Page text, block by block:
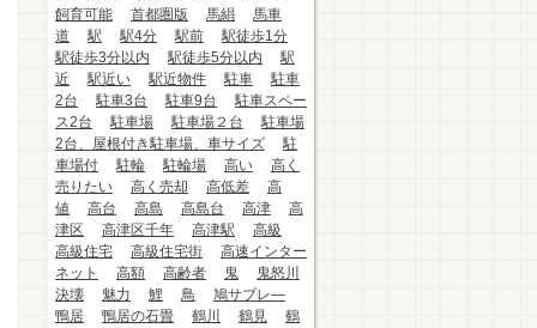
飼育可能
首都圏版 馬絹
馬車
道
駅 駅4分 駅前
駅徒歩1分
駅徒歩3分以内
駅徒歩5分以内
駅
近
駅近い 駅近物件 駐車
駐車
2台
駐車3台 駐車9台
駐車スペー
ス2台
駐車場 駐車場２台
駐車場
2台、屋根付き駐車場、車サイズ
駐
車場付
駐輪 駐輪場 高い
高く
売りたい
高く売却 高低差
高
値
高台 高島 高島台 高津
高
津区
高津区千年 高津駅
高級
高級住宅
高級住宅街
高速インター
ネット
高額 高齢者 鬼
鬼怒川
決壊
魅力 鯉 鳥
鳩サブレ―
鴨居
鴨居の石畳 鶴川 鶴見
鶴